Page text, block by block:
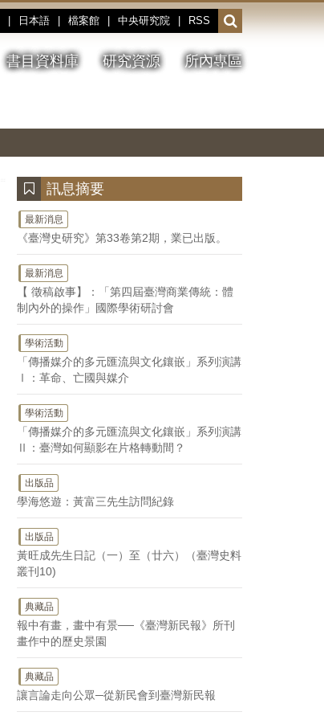
日本語 檔案館 中央研究院 RSS
開
啟
或
收
書目資料庫 研究資源 所內專區
停、
圖
圖
結
訊息摘要
最新消息
《臺灣史研究》第33卷第2期，業已出版。
最新消息
【 徵稿啟事】：「第四屆臺灣商業傳統：體
制內外的操作」國際學術研討會
學術活動
「傳播媒介的多元匯流與文化鑲嵌」系列演講
Ⅰ：革命、亡國與媒介
學術活動
「傳播媒介的多元匯流與文化鑲嵌」系列演講
Ⅱ：臺灣如何顯影在片格轉動間？
出版品
學海悠遊：黃富三先生訪問紀錄
出版品
黃旺成先生日記（一）至（廿六）（臺灣史料
叢刊10)
典藏品
報中有畫，畫中有景──《臺灣新民報》所刊
畫作中的歷史景園
典藏品
讓言論走向公眾─從新民會到臺灣新民報